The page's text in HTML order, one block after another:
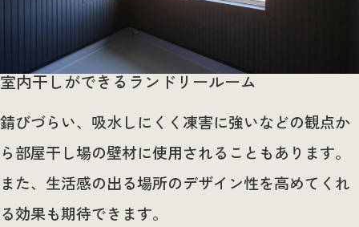
室内干しができるランドリールーム
錆びづらい、吸水しにくく凍害に強いなどの観点か
ら部屋干し場の壁材に使用されることもあります。
また、生活感の出る場所のデザイン性を高めてくれ
る効果も期待できます。